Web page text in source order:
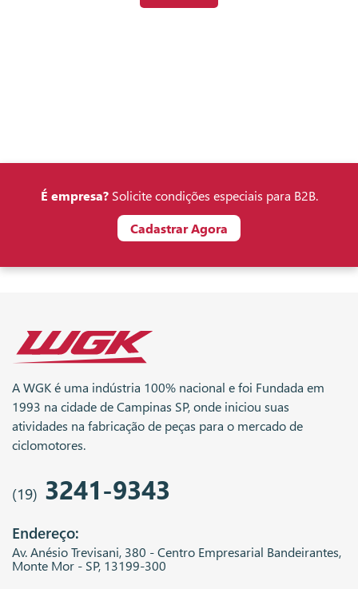
É empresa?Solicite condições especiais para B2B.
Cadastrar Agora
A WGK é uma indústria 100% nacional e foi Fundada em
1993 na cidade de Campinas SP, onde iniciou suas
atividades na fabricação de peças para o mercado de
ciclomotores.
(19) 3241-9343
Endereço:
Av. Anésio Trevisani, 380 - Centro Empresarial Bandeirantes,
Monte Mor - SP, 13199-300